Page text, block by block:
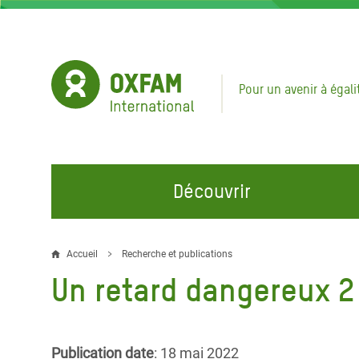
Aller
Pour un avenir à
Découvrir
NOS DOMAINES D'ACTION
Eau et Assainissement
au
REJOINDRE NOS CAMPAGNES
Climate Justice
Rejoignez la Communauté
d'Ariane
Accueil Recherche et publications
Un retard dangereux
Publication date: 18 mai 2022